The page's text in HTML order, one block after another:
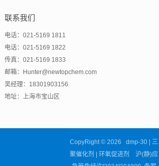
联系我们
电话：021-5169 1811
电话：021-5169 1822
传真：021-5169 1833
邮箱：Hunter@newtopchem.com
吴经理：18301903156
地址：上海市宝山区
CopyRight © 2026 dmp-30 | 三
聚催化剂 | 环氧促进剂 沪(静)应